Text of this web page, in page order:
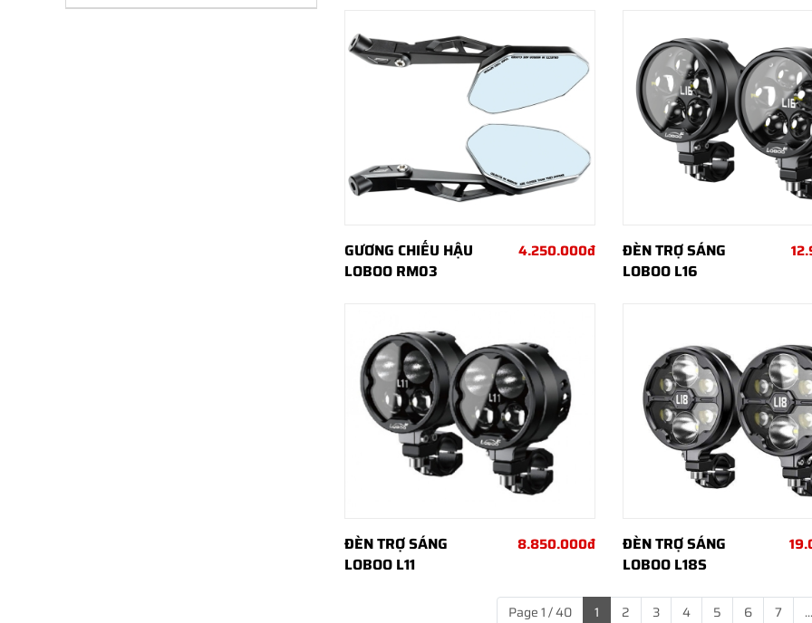
GƯƠNG CHIẾU HẬU
LOBOO RM03
4.250.000đ
ĐÈN TRỢ SÁNG
LOBOO L16
ĐÈN TRỢ SÁNG
LOBOO L11
8.850.000đ
ĐÈN TRỢ SÁNG
LOBOO L18S
Page 1 / 40 1 2 3 4 5 6 7 ...